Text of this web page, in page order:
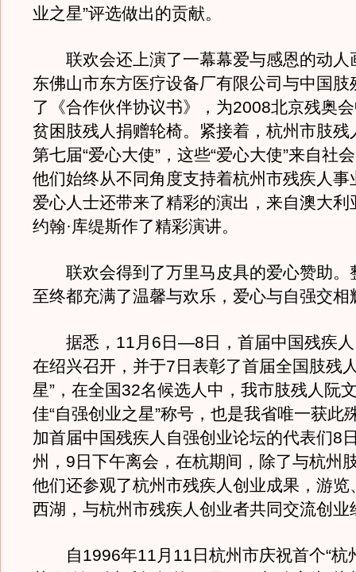
业之星”评选做出的贡献。
联欢会还上演了一幕幕爱与感恩的动人
东佛山市东方医疗设备厂有限公司与中国肢
了《合作伙伴协议书》，为2008北京残奥
贫困肢残人捐赠轮椅。紧接着，杭州市肢残
第七届“爱心大使”，这些“爱心大使”来自社
他们始终从不同角度支持着杭州市残疾人事
爱心人士还带来了精彩的演出，来自澳大利
约翰·库缇斯作了精彩演讲。
联欢会得到了万里马皮具的爱心赞助。
至终都充满了温馨与欢乐，爱心与自强交相
据悉，11月6日—8日，首届中国残疾人
在绍兴召开，并于7日表彰了首届全国肢残
星”，在全国32名候选人中，我市肢残人阮
佳“自强创业之星”称号，也是我省唯一获此
加首届中国残疾人自强创业论坛的代表们8
州，9日下午离会，在杭期间，除了与杭州
他们还参观了杭州市残疾人创业成果，游览
西湖，与杭州市残疾人创业者共同交流创业
自1996年11月11日杭州市庆祝首个“杭